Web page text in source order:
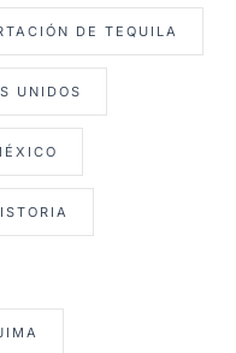
DE TEQUILA
UNIDOS